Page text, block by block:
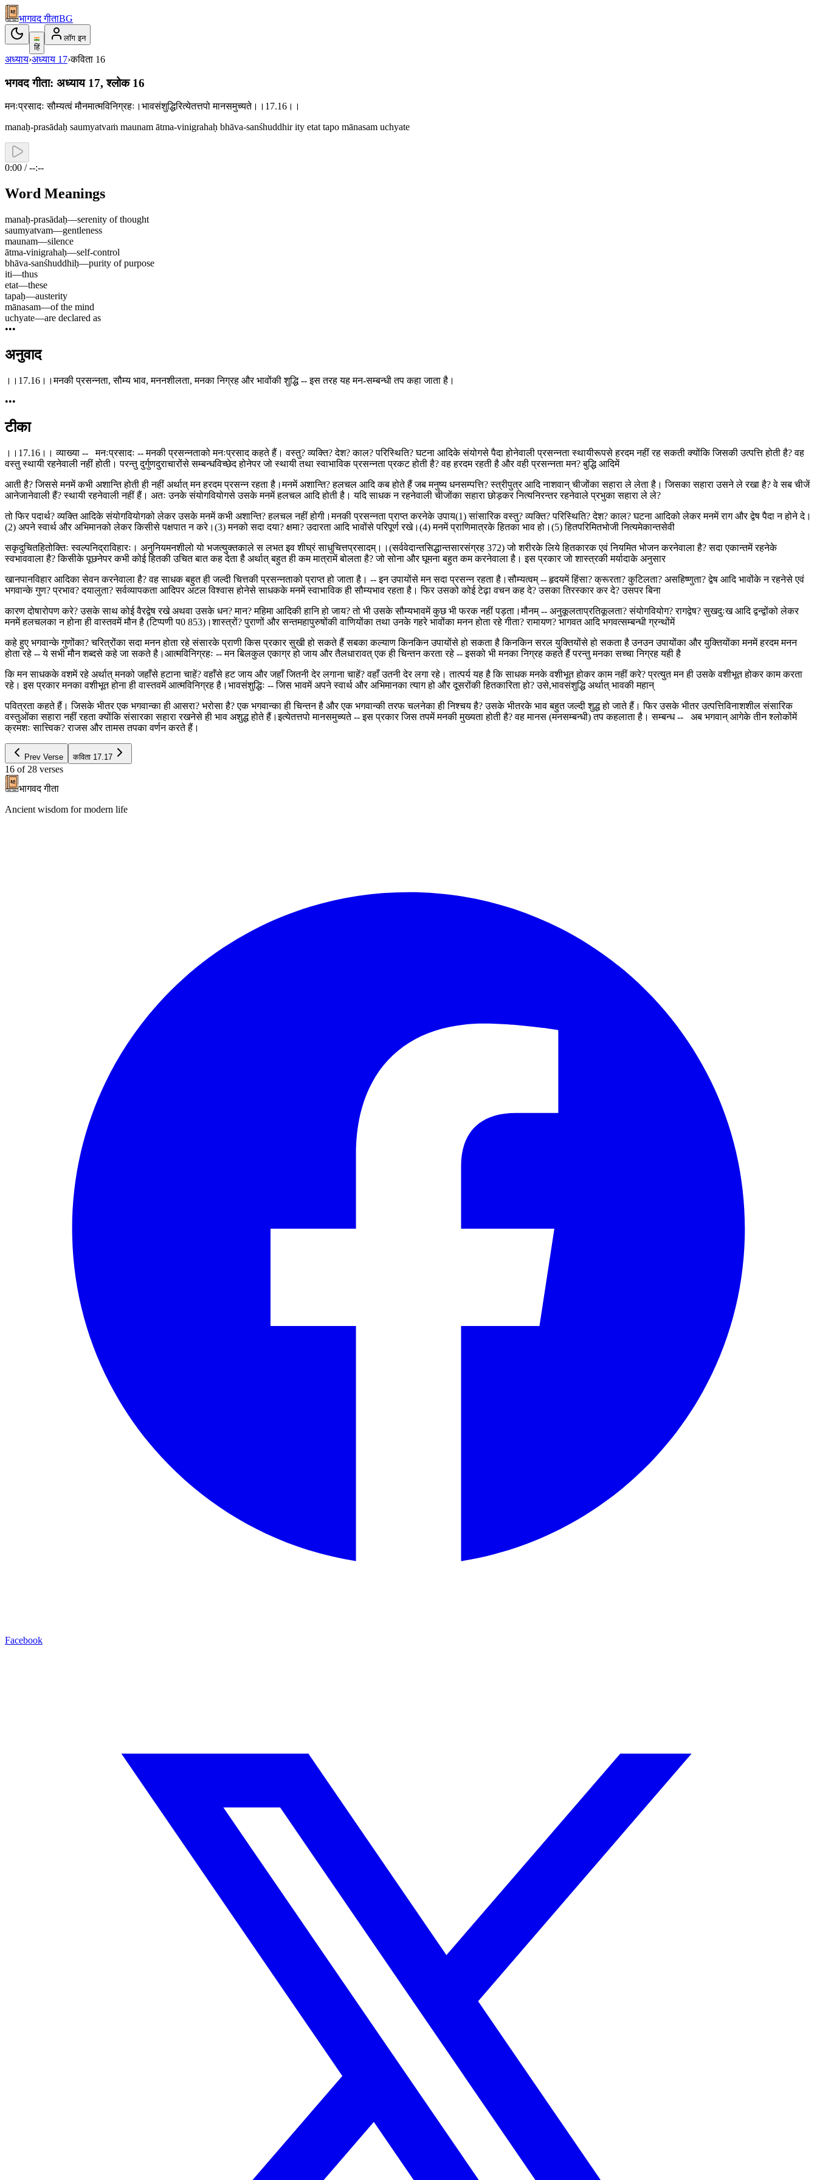
भागवद गीताBG
हिं
लॉग इन
अध्याय›अध्याय 17›कविता 16
भगवद गीता: अध्याय 17, श्लोक 16
मनःप्रसादः सौम्यत्वं मौनमात्मविनिग्रहः।भावसंशुद्धिरित्येतत्तपो मानसमुच्यते।।17.16।।
manaḥ-prasādaḥ saumyatvaṁ maunam ātma-vinigrahaḥ bhāva-sanśhuddhir ity etat tapo mānasam uchyate
0:00 / --:--
Word Meanings
manaḥ-prasādaḥ—serenity of thought
saumyatvam—gentleness
maunam—silence
ātma-vinigrahaḥ—self-control
bhāva-sanśhuddhiḥ—purity of purpose
iti—thus
etat—these
tapaḥ—austerity
mānasam—of the mind
uchyate—are declared as
•••
अनुवाद
।।17.16।।मनकी प्रसन्नता, सौम्य भाव, मननशीलता, मनका निग्रह और भावोंकी शुद्धि -- इस तरह यह मन-सम्बन्धी तप कहा जाता है।
•••
टीका
।।17.16।। व्याख्या -- मनःप्रसादः -- मनकी प्रसन्नताको मनःप्रसाद कहते हैं। वस्तु? व्यक्ति? देश? काल? परिस्थिति? घटना आदिके संयोगसे पैदा होनेवाली प्रसन्नता स्थायीरूपसे हरदम नहीं रह सकती क्योंकि जिसकी उत्पत्ति होती है? वह
वस्तु स्थायी रहनेवाली नहीं होती। परन्तु दुर्गुणदुराचारोंसे सम्बन्धविच्छेद होनेपर जो स्थायी तथा स्वाभाविक प्रसन्नता प्रकट होती है? वह हरदम रहती है और वही प्रसन्नता मन? बुद्धि आदिमें
आती है? जिससे मनमें कभी अशान्ति होती ही नहीं अर्थात् मन हरदम प्रसन्न रहता है।मनमें अशान्ति? हलचल आदि कब होते हैं जब मनुष्य धनसम्पत्ति? स्त्रीपुत्र आदि नाशवान् चीजोंका सहारा ले लेता है। जिसका सहारा उसने ले रखा है? वे सब चीजें
आनेजानेवाली हैं? स्थायी रहनेवाली नहीं हैं। अतः उनके संयोगवियोगसे उसके मनमें हलचल आदि होती है। यदि साधक न रहनेवाली चीजोंका सहारा छोड़कर नित्यनिरन्तर रहनेवाले प्रभुका सहारा ले ले?
तो फिर पदार्थ? व्यक्ति आदिके संयोगवियोगको लेकर उसके मनमें कभी अशान्ति? हलचल नहीं होगी।मनकी प्रसन्नता प्राप्त करनेके उपाय(1) सांसारिक वस्तु? व्यक्ति? परिस्थिति? देश? काल? घटना आदिको लेकर मनमें राग और द्वेष पैदा न होने दे।
(2) अपने स्वार्थ और अभिमानको लेकर किसीसे पक्षपात न करे।(3) मनको सदा दया? क्षमा? उदारता आदि भावोंसे परिपूर्ण रखे।(4) मनमें प्राणिमात्रके हितका भाव हो।(5) हितपरिमितभोजी नित्यमेकान्तसेवी
सकृदुचितहितोक्तिः स्वल्पनिद्राविहारः। अनुनियमनशीलो यो भजत्युक्तकाले स लभत इव शीघ्रं साधुचित्तप्रसादम्।।(सर्ववेदान्तसिद्धान्तसारसंग्रह 372) जो शरीरके लिये हितकारक एवं नियमित भोजन करनेवाला है? सदा एकान्तमें रहनेके
स्वभाववाला है? किसीके पूछनेपर कभी कोई हितकी उचित बात कह देता है अर्थात् बहुत ही कम मात्रामें बोलता है? जो सोना और घूमना बहुत कम करनेवाला है। इस प्रकार जो शास्त्रकी मर्यादाके अनुसार
खानपानविहार आदिका सेवन करनेवाला है? वह साधक बहुत ही जल्दी चित्तकी प्रसन्नताको प्राप्त हो जाता है। -- इन उपायोंसे मन सदा प्रसन्न रहता है।सौम्यत्वम् -- हृदयमें हिंसा? क्रूरता? कुटिलता? असहिष्णुता? द्वेष आदि भावोंके न रहनेसे एवं
भगवान्के गुण? प्रभाव? दयालुता? सर्वव्यापकता आदिपर अटल विश्वास होनेसे साधकके मनमें स्वाभाविक ही सौम्यभाव रहता है। फिर उसको कोई टेढ़ा वचन कह दे? उसका तिरस्कार कर दे? उसपर बिना
कारण दोषारोपण करे? उसके साथ कोई वैरद्वेष रखे अथवा उसके धन? मान? महिमा आदिकी हानि हो जाय? तो भी उसके सौम्यभावमें कुछ भी फरक नहीं पड़ता।मौनम् -- अनुकूलताप्रतिकूलता? संयोगवियोग? रागद्वेष? सुखदुःख आदि द्वन्द्वोंको लेकर
मनमें हलचलका न होना ही वास्तवमें मौन है (टिप्पणी प0 853)।शास्त्रों? पुराणों और सन्तमहापुरुषोंकी वाणियोंका तथा उनके गहरे भावोंका मनन होता रहे गीता? रामायण? भागवत आदि भगवत्सम्बन्धी ग्रन्थोंमें
कहे हुए भगवान्के गुणोंका? चरित्रोंका सदा मनन होता रहे संसारके प्राणी किस प्रकार सुखी हो सकते हैं सबका कल्याण किनकिन उपायोंसे हो सकता है किनकिन सरल युक्तियोंसे हो सकता है उनउन उपायोंका और युक्तियोंका मनमें हरदम मनन
होता रहे -- ये सभी मौन शब्दसे कहे जा सकते है।आत्मविनिग्रहः -- मन बिलकुल एकाग्र हो जाय और तैलधारावत् एक ही चिन्तन करता रहे -- इसको भी मनका निग्रह कहते हैं परन्तु मनका सच्चा निग्रह यही है
कि मन साधकके वशमें रहे अर्थात् मनको जहाँसे हटाना चाहें? वहाँसे हट जाय और जहाँ जितनी देर लगाना चाहें? वहाँ उतनी देर लगा रहे। तात्पर्य यह है कि साधक मनके वशीभूत होकर काम नहीं करे? प्रत्युत मन ही उसके वशीभूत होकर काम करता
रहे। इस प्रकार मनका वशीभूत होना ही वास्तवमें आत्मविनिग्रह है।भावसंशुद्धिः -- जिस भावमें अपने स्वार्थ और अभिमानका त्याग हो और दूसरोंकी हितकारिता हो? उसे,भावसंशुद्धि अर्थात् भावकी महान्
पवित्रता कहते हैं। जिसके भीतर एक भगवान्का ही आसरा? भरोसा है? एक भगवान्का ही चिन्तन है और एक भगवान्की तरफ चलनेका ही निश्चय है? उसके भीतरके भाव बहुत जल्दी शुद्ध हो जाते हैं। फिर उसके भीतर उत्पत्तिविनाशशील संसारिक
वस्तुओंका सहारा नहीं रहता क्योंकि संसारका सहारा रखनेसे ही भाव अशुद्ध होते हैं।इत्येतत्तपो मानसमुच्यते -- इस प्रकार जिस तपमें मनकी मुख्यता होती है? वह मानस (मनसम्बन्धी) तप कहलाता है। सम्बन्ध -- अब भगवान् आगेके तीन श्लोकोंमें
क्रमशः सात्त्विक? राजस और तामस तपका वर्णन करते हैं।
Prev Verse कविता 17.17
16 of 28 verses
भागवद गीता
Ancient wisdom for modern life
Facebook